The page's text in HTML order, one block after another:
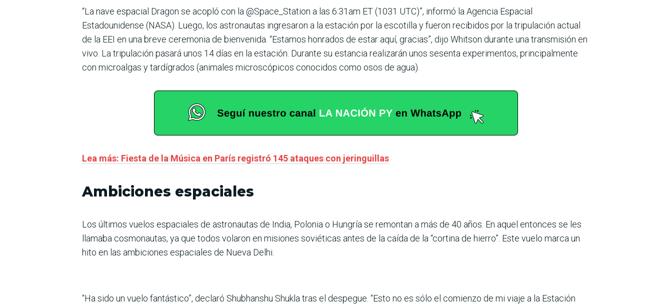
“La nave espacial Dragon se acopló con la @Space_Station a las 6:31am ET (1031 UTC)”, informó la Agencia Espacial
Estadounidense (NASA). Luego, los astronautas ingresaron a la estación por la escotilla y fueron recibidos por la tripulación actual
de la EEI en una breve ceremonia de bienvenida. “Estamos honrados de estar aquí, gracias”, dijo Whitson durante una transmisión en
vivo. La tripulación pasará unos 14 días en la estación. Durante su estancia realizarán unos sesenta experimentos, principalmente
con microalgas y tardígrados (animales microscópicos conocidos como osos de agua).
Lea más: Fiesta de la Música en París registró 145 ataques con jeringuillas
Ambiciones espaciales
Los últimos vuelos espaciales de astronautas de India, Polonia o Hungría se remontan a más de 40 años. En aquel entonces se les
llamaba cosmonautas, ya que todos volaron en misiones soviéticas antes de la caída de la “cortina de hierro”. Este vuelo marca un
hito en las ambiciones espaciales de Nueva Delhi.
“Ha sido un vuelo fantástico”, declaró Shubhanshu Shukla tras el despegue. “Esto no es sólo el comienzo de mi viaje a la Estación